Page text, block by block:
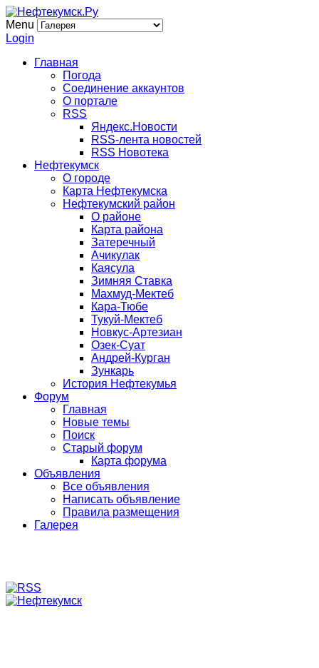
Menu
Login
Главная
Погода
Соединение аккаунтов
О портале
RSS
Яндекс.Новости
RSS-лента новостей
RSS Новотека
Нефтекумск
О городе
Карта Нефтекумска
Нефтекумский район
О районе
Карта района
Затеречный
Ачикулак
Каясула
Зимняя Ставка
Махмуд-Мектеб
Кара-Тюбе
Тукуй-Мектеб
Новкус-Артезиан
Озек-Суат
Андрей-Курган
Зункарь
История Нефтекумья
Форум
Главная
Новые темы
Поиск
Старый форум
Карта форума
Объявления
Все объявления
Написать объявление
Правила размещения
Галерея